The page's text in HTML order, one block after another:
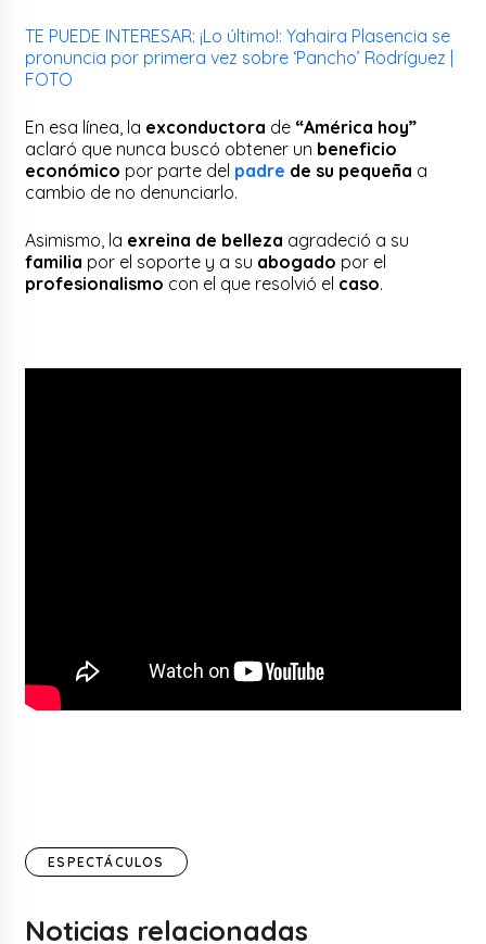
TE PUEDE INTERESAR: ¡Lo último!: Yahaira Plasencia se
pronuncia por primera vez sobre ‘Pancho’ Rodríguez |
FOTO
En esa línea, la exconductora de “América hoy”
aclaró que nunca buscó obtener un beneficio
económico por parte del padre de su pequeña a
cambio de no denunciarlo.
Asimismo, la exreina de belleza agradeció a su
familia por el soporte y a su abogado por el
profesionalismo con el que resolvió el caso.
ESPECTÁCULOS
Noticias relacionadas